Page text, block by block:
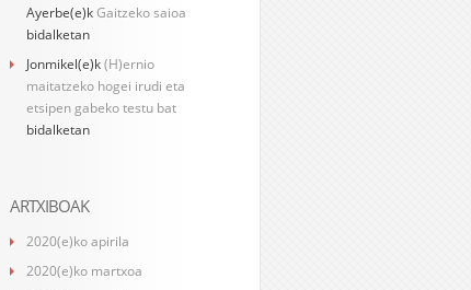
Ayerbe(e)kGaitzeko saioa
bidalketan
Jonmikel(e)k(H)ernio
maitatzeko hogei irudi eta
etsipen gabeko testu bat
bidalketan
ARTXIBOAK
2020(e)ko apirila
2020(e)ko martxoa